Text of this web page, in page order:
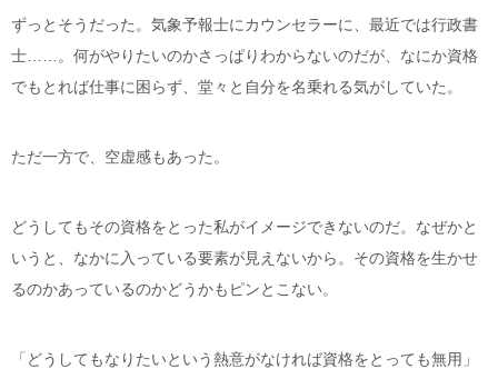
ずっとそうだった。気象予報士にカウンセラーに、最近では行政書
士……。何がやりたいのかさっぱりわからないのだが、なにか資格
でもとれば仕事に困らず、堂々と自分を名乗れる気がしていた。
ただ一方で、空虚感もあった。
どうしてもその資格をとった私がイメージできないのだ。なぜかと
いうと、なかに入っている要素が見えないから。その資格を生かせ
るのかあっているのかどうかもピンとこない。
「どうしてもなりたいという熱意がなければ資格をとっても無用」